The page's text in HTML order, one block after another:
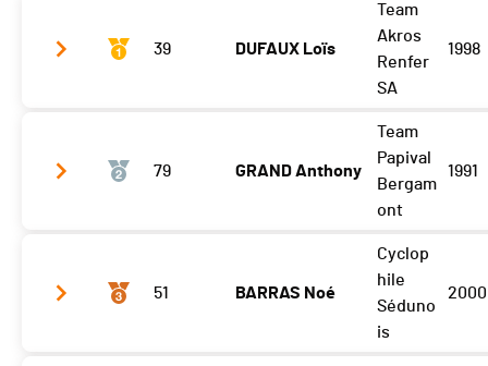
39 DUFAUX Loïs
Team
Akros
Renfer
SA
1998
Tour 4
79 GRAND Anthony
Team
Papival
Bergam
ont
1991
Tour 4
51 BARRAS Noé
Cyclop
hile
Séduno
is
2000